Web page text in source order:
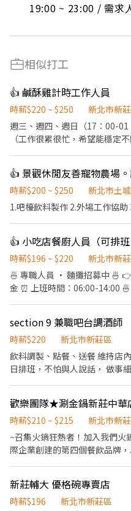
19:00 ~ 23:00 / 需求
相似打工
👍 鹹酥雞計時工作人員
時薪$220 ~ $250
新北市新
週三、週四、週日（17：00-
（工作很累很忙，希望能穩定
依上手程度調整薪資及獎金（
獎金制度🔥 🔥工作單純上手快
但獎金不會少給 💥歡迎真的很
時薪$200 ~ $250
新北市土
1.吧檯飲料製作 2.外場工作協助
時薪$196 ~ $220
新北市新
🍜 專職人員 · 麵攤招募中 🍜 👉 做得好一定加薪 👉 滿3個月再加獎
金 ⏰ 上班時間：06:00-14:00 🍜 工作內容 煮麵｜出餐｜備料｜收攤
缺人中！想賺錢就來 🍜 時薪人員 · 麵攤招募中 🍜 ．點餐結帳、送
餐。 ．維持店內整潔。 ．煮麵、切小菜等等
18:30、12:00～20:00、 20:00
section 9 兼職吧台調酒師
時薪$220
新北市新莊區
飲料調製、點餐、送餐 維持店
日排班，不怕與人說話， 做事
時薪$210 ~ $215
新北市新
~召集火鍋狂熱者！加入我們火
際企業創建的第四個餐飲品牌
方法 #學習如何營運火鍋店的
與團隊成員合作，瞭解內場團
新莊輔大 優格碗專賣店
時薪$196
新北市新莊區